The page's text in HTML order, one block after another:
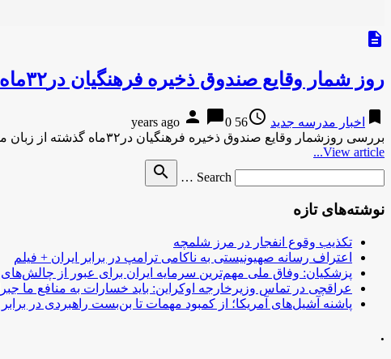
description
روز شمار وقایع صندوق ذخیره فرهنگیان در۳۲ماه گذشته؛سیرقهقرایی
bookmark اخبار مدرسه جدید access_time
56 years ago
person chat_bubble0
بررسی روزشمار وقایع صندوق ذخیره فرهنگیان در۳۲ماه گذشته از زبان مسئولین وزارت آموزش و پرورش ، صندوق ذخیره و نمایندگان مجلس شورای اسلامی …
View article...
Search …
search
نوشته‌های تازه
تکذیب وقوع انفجار در مرز شلمچه
اعتراف رسانه صهیونیستی به ناکامی ترامپ در برابر ایران + فیلم
پزشکیان: وفاق ملی مهم‌ترین سرمایه ایران برای عبور از
عراقچی در تماس وزیرخارجه اوکراین: باید خسارات به منافع ما
پاشنه آشیل‌های آمریکا؛ از کمبود مهمات تا بن‌بست راهبردی در برابر
.